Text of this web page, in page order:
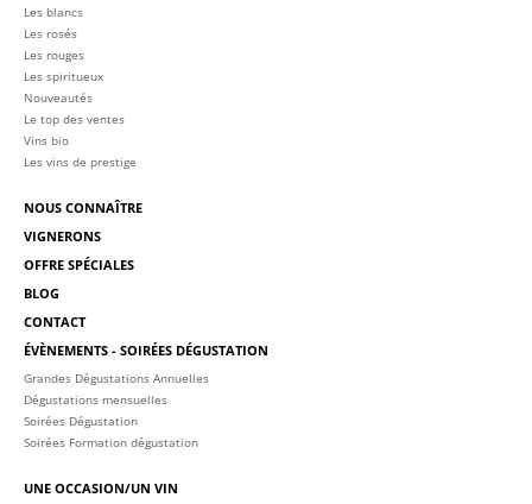
Les blancs
Les rosés
Les rouges
Les spiritueux
Nouveautés
Le top des ventes
Vins bio
Les vins de prestige
NOUS CONNAÎTRE
VIGNERONS
OFFRE SPÉCIALES
BLOG
CONTACT
ÉVÈNEMENTS - SOIRÉES DÉGUSTATION
Grandes Dégustations Annuelles
Dégustations mensuelles
Soirées Dégustation
Soirées Formation dégustation
UNE OCCASION/UN VIN